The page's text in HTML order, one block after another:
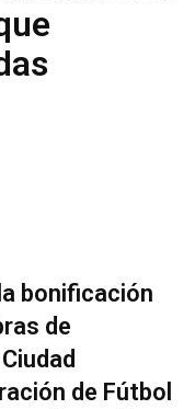
bonificación
de
de Fútbol